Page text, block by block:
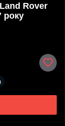
Rover
року